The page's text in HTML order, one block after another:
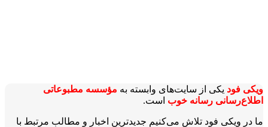
ویکی‌ فود یکی از سایت‌های وابسته به مؤسسه مطبوعاتی
اطلاع‌رسانی رسانه خوب است.
ما در ویکی‌ فود تلاش می‌کنیم جدیدترین اخبار و مطالب مرتبط با